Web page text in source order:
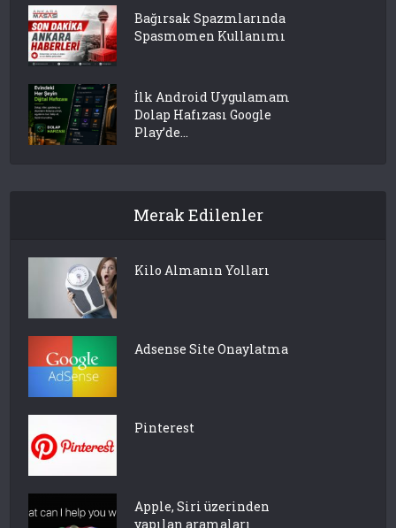
Bağırsak Spazmlarında
Spasmomen Kullanımı
İlk Android Uygulamam
Dolap Hafızası Google
Play’de...
Merak Edilenler
Kilo Almanın Yolları
Adsense Site Onaylatma
Pinterest
Apple, Siri üzerinden
yapılan aramaları